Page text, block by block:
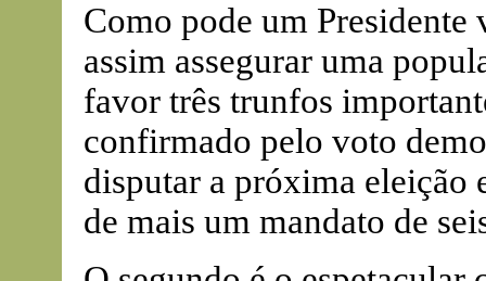
Como pode um Presidente
assim assegurar uma
favor três trunfos
confirmado pelo voto
disputar a próxima eleição
de mais um mandato de